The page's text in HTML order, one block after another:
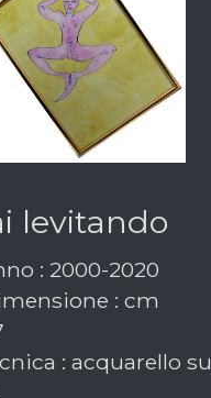
levitando
: 2000-2020
: cm
: acquarello su